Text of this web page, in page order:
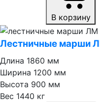
В корзину
Лестничные марши
Длина 1860 мм
Ширина 1200 мм
Высота 900 мм
Вес 1440 кг